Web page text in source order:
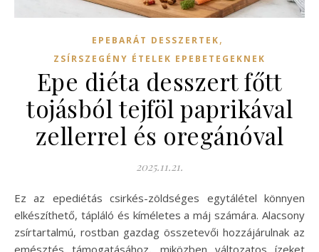
EPEBARÁT DESSZERTEK,
ZSÍRSZEGÉNY ÉTELEK EPEBETEGEKNEK
Epe diéta desszert főtt
tojásból tejföl paprikával
zellerrel és oregánóval
2025.11.21.
Ez az epediétás csirkés-zöldséges egytálétel könnyen
elkészíthető, tápláló és kíméletes a máj számára. Alacsony
zsírtartalmú, rostban gazdag összetevői hozzájárulnak az
emésztés támogatásához, miközben változatos ízeket